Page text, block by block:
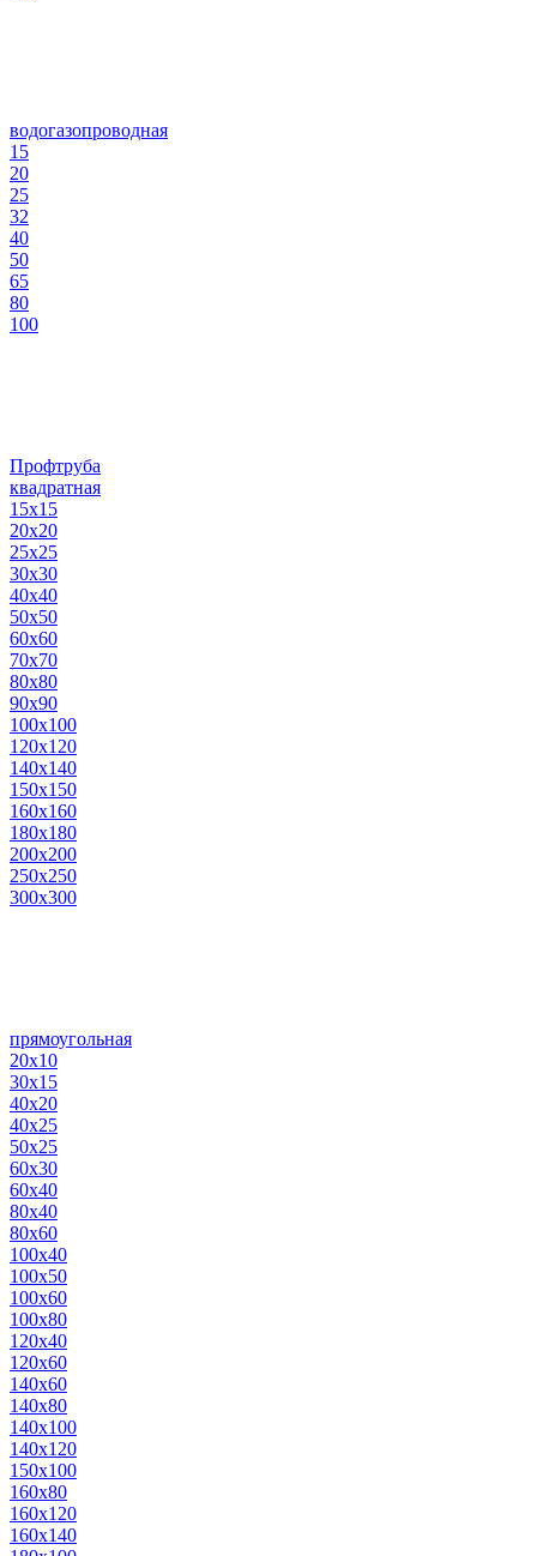
водогазопроводная
15
20
25
32
40
50
65
80
100
Профтруба
квадратная
15х15
20х20
25х25
30х30
40х40
50х50
60х60
70х70
80х80
90х90
100х100
120х120
140х140
150х150
160х160
180х180
200х200
250х250
300х300
прямоугольная
20х10
30х15
40х20
40х25
50х25
60х30
60х40
80х40
80х60
100х40
100х50
100х60
100х80
120х40
120х60
140х60
140х80
140х100
140х120
150х100
160х80
160х120
160х140